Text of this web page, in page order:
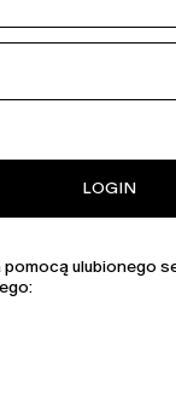
LOGIN
pomocą ulubionego